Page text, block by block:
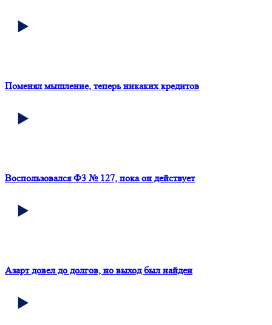
Поменял мышление, теперь никаких кредитов
Воспользовался Ф3 № 127, пока он действует
Азарт довел до долгов, но выход был найден